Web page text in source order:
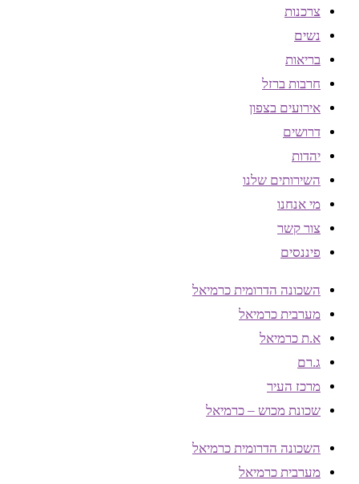
צרכנות
נשים
בריאות
חרבות ברזל
אירועים בצפון
דרושים
יהדות
השירותים שלנו
מי אנחנו
צור קשר
פיננסים
השכונה הדרומית כרמיאל
מערבית כרמיאל
א.ת כרמיאל
ג.רם
מרכז העיר
שכונת מכוש – כרמיאל
השכונה הדרומית כרמיאל
מערבית כרמיאל